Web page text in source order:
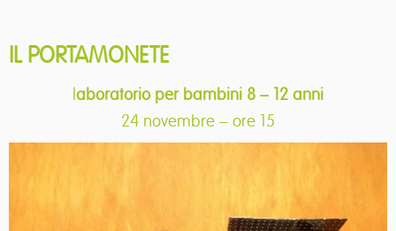
IL PORTAMONETE
laboratorio per bambini 8 – 12 anni
24 novembre – ore 15